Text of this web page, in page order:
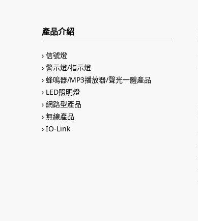
產品介紹
信號燈
警示燈/指示燈
蜂鳴器/MP3播放器/聲光一體產品
LED照明燈
網路型產品
無線產品
IO-Link